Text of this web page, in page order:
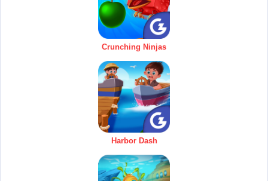
Crunching Ninjas
Harbor Dash